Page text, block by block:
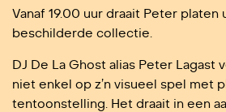
Vanaf 19.00 uur draait Peter platen
beschilderde collectie.
DJ De La Ghost alias Peter Lagast
niet enkel op z’n visueel spel met
tentoonstelling. Het draait in een